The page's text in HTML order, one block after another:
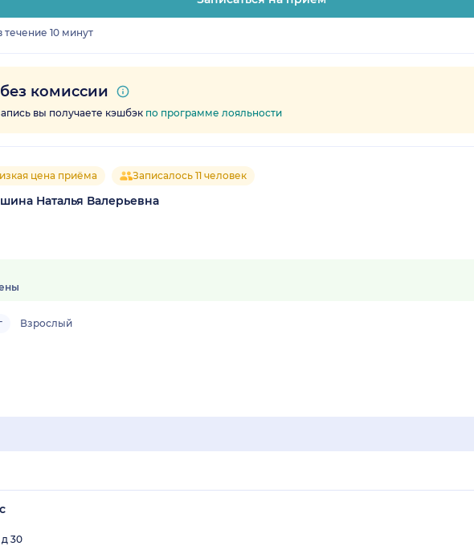
10 минут
комиссии
вы получаете кэшбэк по программе лояльности
цена приёма Записалось 11 человек
Наталья Валерьевна
Взрослый
30